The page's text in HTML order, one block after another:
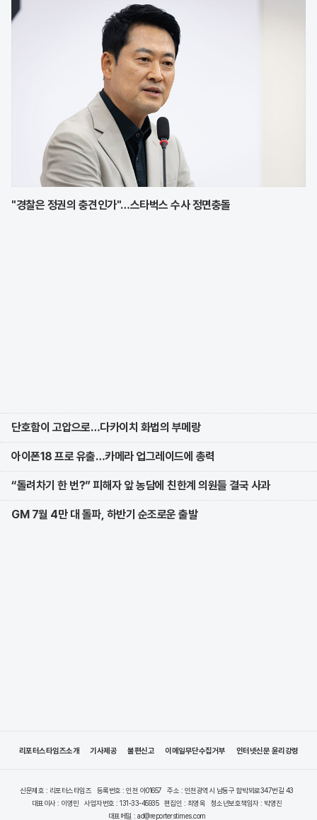
"경찰은 정권의 충견인가"…스타벅스 수사 정면충돌
단호함이 고압으로…다카이치 화법의 부메랑
아이폰18 프로 유출…카메라 업그레이드에 총력
“돌려차기 한 번?” 피해자 앞 농담에 친한계 의원들 결국 사과
GM 7월 4만 대 돌파, 하반기 순조로운 출발
리포터스타임즈소개 기사제공 불편신고 이메일무단수집거부 인터넷신문 윤리강령
신문제호 : 리포터스타임즈 등록번호 : 인천 아01657
주소 : 인천광역시 남동구 함박뫼로347번길 43
대표이사 : 이영민
사업자번호 : 131-33-45935 편집인 : 최영옥
청소년보호책임자 : 박영진
대표메일 : ad@reporterstimes.com